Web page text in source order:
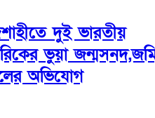
দুই ভারতীয়
ভুয়া
অভিযোগ